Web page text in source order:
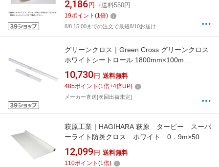
2,186 円 +送料550円
19ポイント (1倍)
8/8 15:00までの注文で最短8/10お届け
グリーンクロス｜Green Cross グリーンクロス
ホワイトシートロール 1800mm×100m
6300021068 【メーカー直送・時間指定・返品
不可】
10,730 円 送料無料
485ポイント (1倍+4倍UP)
メーカー直送[次回出荷未定]
萩原工業｜HAGIHARA 萩原 ターピー スーパ
ーライト防炎クロス ホワイト 0．9m×50m
／R SPL0950
12,099 円 送料無料
110ポイント (1倍)